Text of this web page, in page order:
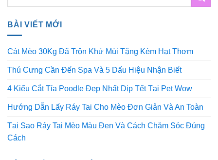
BÀI VIẾT MỚI
Cát Mèo 30Kg Đã Trộn Khử Mùi Tặng Kèm Hạt Thơm
Thú Cưng Cần Đến Spa Và 5 Dấu Hiệu Nhận Biết
4 Kiểu Cắt Tỉa Poodle Đẹp Nhất Dịp Tết Tại Pet Wow
Hướng Dẫn Lấy Ráy Tai Cho Mèo Đơn Giản Và An Toàn
Tại Sao Ráy Tai Mèo Màu Đen Và Cách Chăm Sóc Đúng
Cách